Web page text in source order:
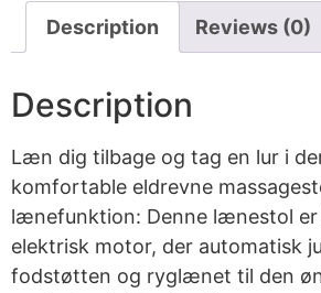
Description Reviews (0)
Description
Læn dig tilbage og tag en lur i
komfortable eldrevne
lænefunktion: Denne lænestol
elektrisk motor, der automatisk
fodstøtten og ryglænet til den